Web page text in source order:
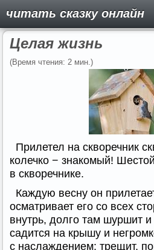
читать сказку онлайн
Целая жизнь
(Время чтения: 2 мин.)
Прилетел на скворечник
колечко − знакомый!
в скворечнике.
Каждую весну он
осматривает его со всех
внутрь, долго там шуршит
садится на крышу и
с наслаждением: трещит,